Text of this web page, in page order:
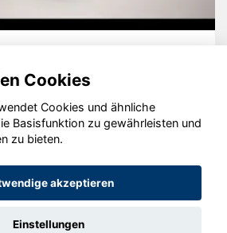
GmbH 2020 - 2026
Cookies
Cookies und ähnliche
Basisfunktion zu gewährleisten und
zu bieten.
akzeptieren
Einstellungen